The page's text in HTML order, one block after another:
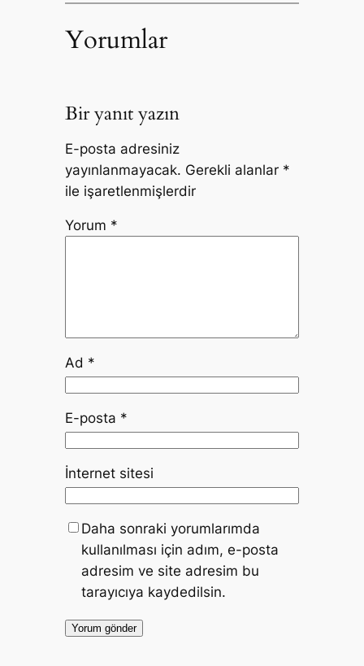
Yorumlar
Bir yanıt yazın
E-posta adresiniz
yayınlanmayacak. Gerekli alanlar *
ile işaretlenmişlerdir
Yorum *
Ad *
E-posta *
İnternet sitesi
Daha sonraki yorumlarımda
kullanılması için adım, e-posta
adresim ve site adresim bu
tarayıcıya kaydedilsin.